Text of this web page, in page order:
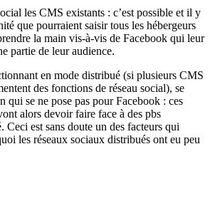
les CMS existants : c’est possible et il y
que pourraient saisir tous les hébergeurs
la main vis-à-vis de Facebook qui leur
partie de leur audience.
en mode distribué (si plusieurs CMS
des fonctions de réseau social), se
qui se ne pose pas pour Facebook : ces
alors devoir faire face à des pbs
Ceci est sans doute un des facteurs qui
les réseaux sociaux distribués ont eu peu